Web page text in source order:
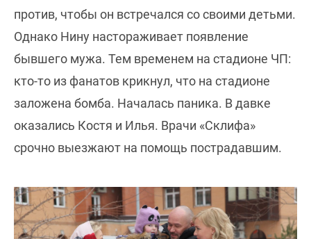
против, чтобы он встречался со своими детьми.
Однако Нину настораживает появление
бывшего мужа. Тем временем на стадионе ЧП:
кто-то из фанатов крикнул, что на стадионе
заложена бомба. Началась паника. В давке
оказались Костя и Илья. Врачи «Склифа»
срочно выезжают на помощь пострадавшим.